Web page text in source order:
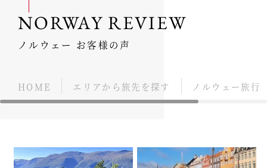
NORWAY REVIEW
ノルウェー お客様の声
HOME エリアから旅先を探す ノルウェー旅行